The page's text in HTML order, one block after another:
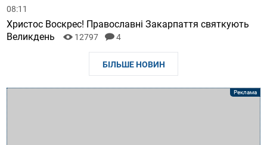
08:11
Христос Воскрес! Православні Закарпаття святкують
Великдень
12797 4
БІЛЬШЕ НОВИН